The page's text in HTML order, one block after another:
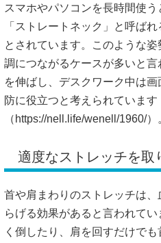
スマホやパソコンを長時間使
「ストレートネック」と呼ば
とされています。このような
調につながるケースが多いと
を伸ばし、デスクワーク中は
防に役立つと考えられています
（ https://nell.life/wenell/1960/）
適度なストレッチを取
首や肩まわりのストレッチは
らげる効果があると言われて
く倒したり、肩を回すだけで